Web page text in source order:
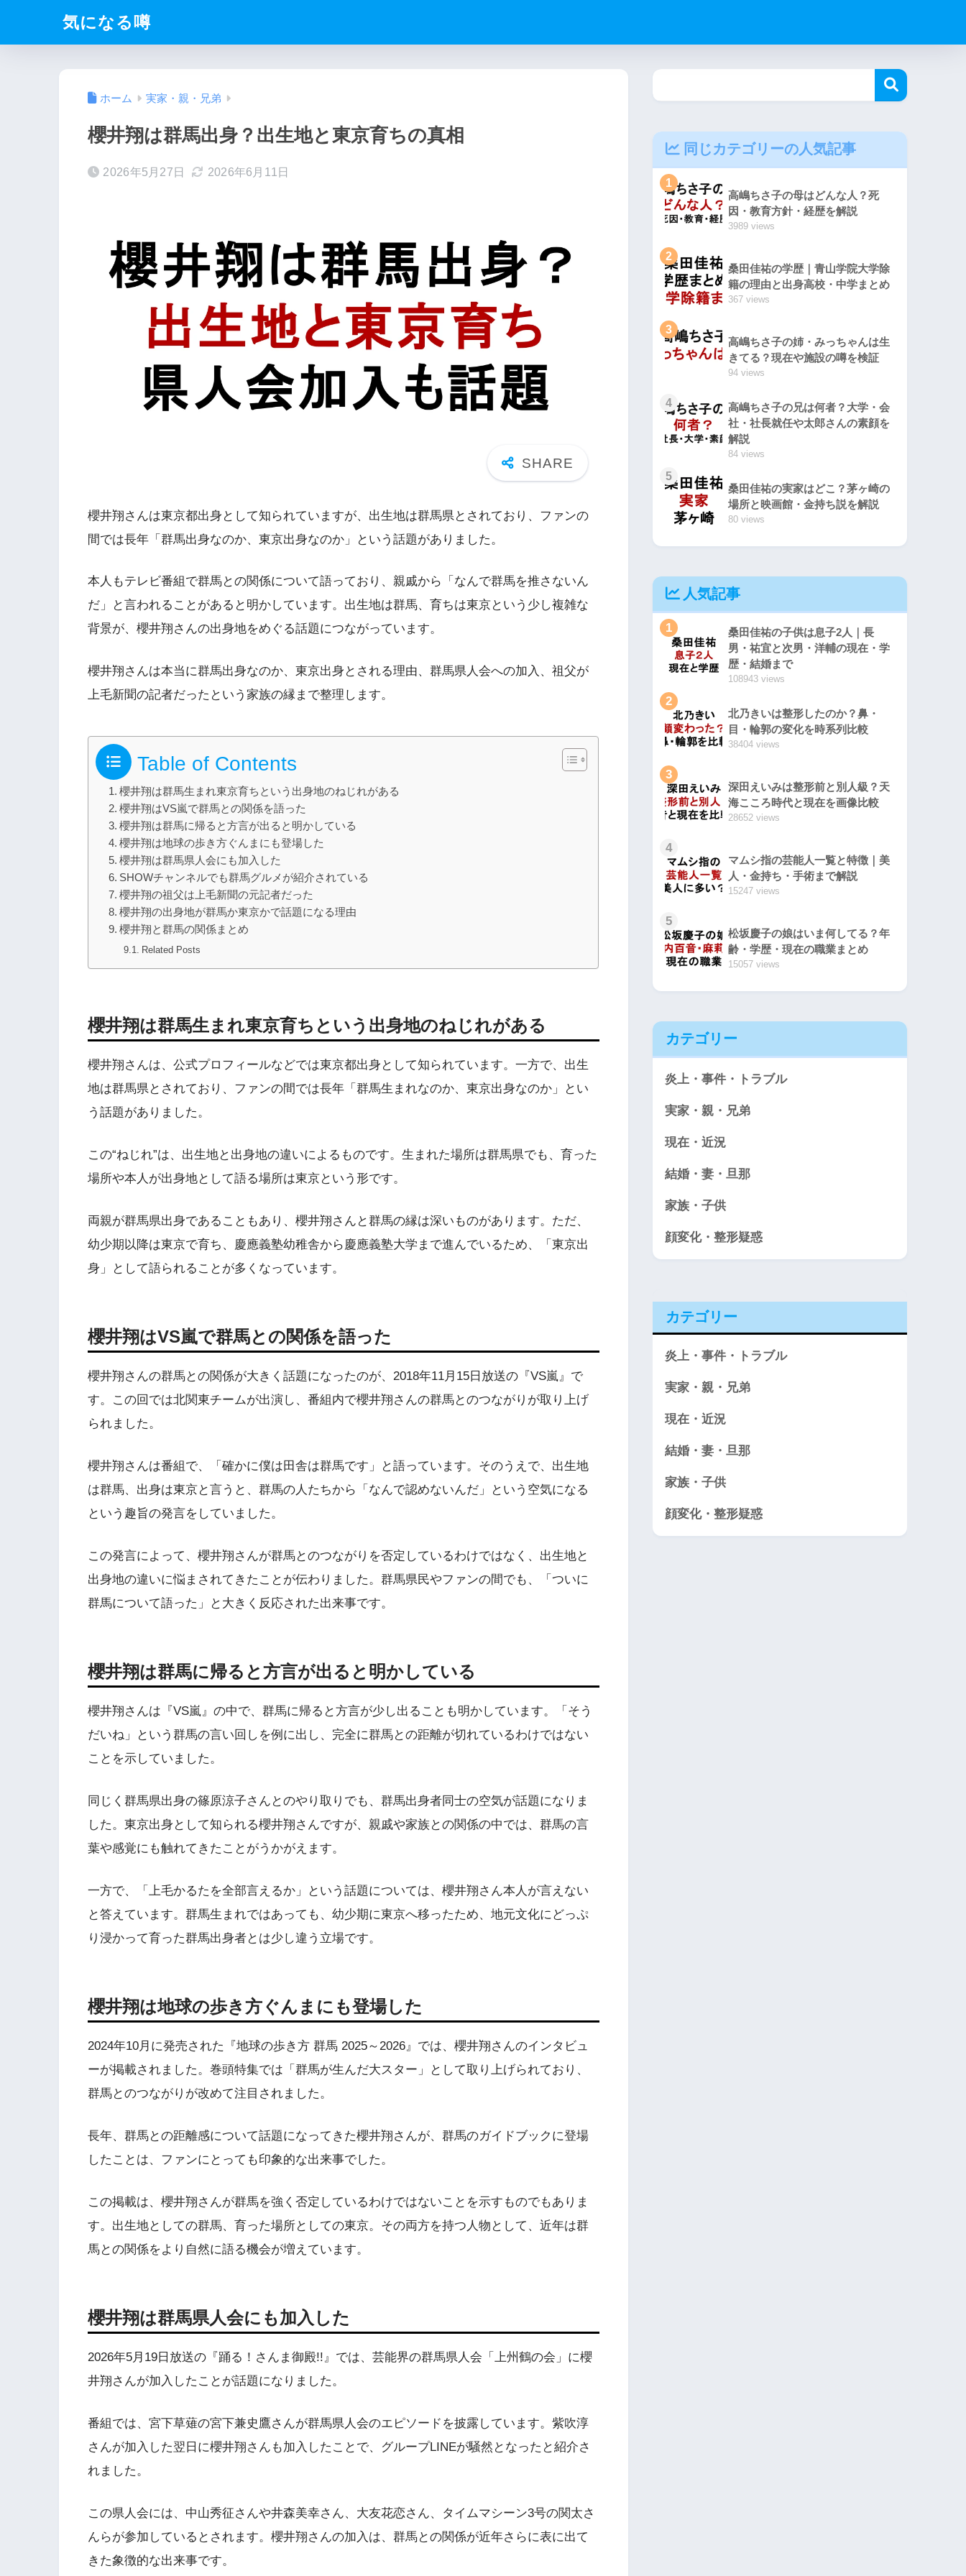
気になる噂
ホーム 実家・親・兄弟
櫻井翔は群馬出身？出生地と東京育ちの真相
2026年5月27日 2026年6月11日
櫻井翔さんは東京都出身として知られていますが、出生地は群馬県とされており、ファンの
間では長年「群馬出身なのか、東京出身なのか」という話題がありました。
本人もテレビ番組で群馬との関係について語っており、親戚から「なんで群馬を推さないん
だ」と言われることがあると明かしています。出生地は群馬、育ちは東京という少し複雑な
背景が、櫻井翔さんの出身地をめぐる話題につながっています。
櫻井翔さんは本当に群馬出身なのか、東京出身とされる理由、群馬県人会への加入、祖父が
上毛新聞の記者だったという家族の縁まで整理します。
Table of Contents
櫻井翔は群馬生まれ東京育ちという出身地のねじれがある
櫻井翔はVS嵐で群馬との関係を語った
櫻井翔は群馬に帰ると方言が出ると明かしている
櫻井翔は地球の歩き方ぐんまにも登場した
櫻井翔は群馬県人会にも加入した
SHOWチャンネルでも群馬グルメが紹介されている
櫻井翔の祖父は上毛新聞の元記者だった
櫻井翔の出身地が群馬か東京かで話題になる理由
櫻井翔と群馬の関係まとめ
Related Posts
櫻井翔は群馬生まれ東京育ちという出身地のねじれがある
櫻井翔さんは、公式プロフィールなどでは東京都出身として知られています。一方で、出生
地は群馬県とされており、ファンの間では長年「群馬生まれなのか、東京出身なのか」とい
う話題がありました。
この“ねじれ”は、出生地と出身地の違いによるものです。生まれた場所は群馬県でも、育った
場所や本人が出身地として語る場所は東京という形です。
両親が群馬県出身であることもあり、櫻井翔さんと群馬の縁は深いものがあります。ただ、
幼少期以降は東京で育ち、慶應義塾幼稚舎から慶應義塾大学まで進んでいるため、「東京出
身」として語られることが多くなっています。
櫻井翔はVS嵐で群馬との関係を語った
櫻井翔さんの群馬との関係が大きく話題になったのが、2018年11月15日放送の『VS嵐』で
す。この回では北関東チームが出演し、番組内で櫻井翔さんの群馬とのつながりが取り上げ
られました。
櫻井翔さんは番組で、「確かに僕は田舎は群馬です」と語っています。そのうえで、出生地
は群馬、出身は東京と言うと、群馬の人たちから「なんで認めないんだ」という空気になる
という趣旨の発言をしていました。
この発言によって、櫻井翔さんが群馬とのつながりを否定しているわけではなく、出生地と
出身地の違いに悩まされてきたことが伝わりました。群馬県民やファンの間でも、「ついに
群馬について語った」と大きく反応された出来事です。
櫻井翔は群馬に帰ると方言が出ると明かしている
櫻井翔さんは『VS嵐』の中で、群馬に帰ると方言が少し出ることも明かしています。「そう
だいね」という群馬の言い回しを例に出し、完全に群馬との距離が切れているわけではない
ことを示していました。
同じく群馬県出身の篠原涼子さんとのやり取りでも、群馬出身者同士の空気が話題になりま
した。東京出身として知られる櫻井翔さんですが、親戚や家族との関係の中では、群馬の言
葉や感覚にも触れてきたことがうかがえます。
一方で、「上毛かるたを全部言えるか」という話題については、櫻井翔さん本人が言えない
と答えています。群馬生まれではあっても、幼少期に東京へ移ったため、地元文化にどっぷ
り浸かって育った群馬出身者とは少し違う立場です。
櫻井翔は地球の歩き方ぐんまにも登場した
2024年10月に発売された『地球の歩き方 群馬 2025～2026』では、櫻井翔さんのインタビュ
ーが掲載されました。巻頭特集では「群馬が生んだ大スター」として取り上げられており、
群馬とのつながりが改めて注目されました。
長年、群馬との距離感について話題になってきた櫻井翔さんが、群馬のガイドブックに登場
したことは、ファンにとっても印象的な出来事でした。
この掲載は、櫻井翔さんが群馬を強く否定しているわけではないことを示すものでもありま
す。出生地としての群馬、育った場所としての東京。その両方を持つ人物として、近年は群
馬との関係をより自然に語る機会が増えています。
櫻井翔は群馬県人会にも加入した
2026年5月19日放送の『踊る！さんま御殿!!』では、芸能界の群馬県人会「上州鶴の会」に櫻
井翔さんが加入したことが話題になりました。
番組では、宮下草薙の宮下兼史鷹さんが群馬県人会のエピソードを披露しています。紫吹淳
さんが加入した翌日に櫻井翔さんも加入したことで、グループLINEが騒然となったと紹介さ
れました。
この県人会には、中山秀征さんや井森美幸さん、大友花恋さん、タイムマシーン3号の関太さ
んらが参加しているとされます。櫻井翔さんの加入は、群馬との関係が近年さらに表に出て
きた象徴的な出来事です。
同じカテゴリーの人気記事
1
高嶋ちさ子の母はどんな人？死
因・教育方針・経歴を解説
3989 views
2
桑田佳祐の学歴｜青山学院大学除
籍の理由と出身高校・中学まとめ
367 views
3
高嶋ちさ子の姉・みっちゃんは生
きてる？現在や施設の噂を検証
94 views
4
高嶋ちさ子の兄は何者？大学・会
社・社長就任や太郎さんの素顔を
解説
84 views
5
桑田佳祐の実家はどこ？茅ヶ崎の
場所と映画館・金持ち説を解説
80 views
人気記事
1
桑田佳祐の子供は息子2人｜長
男・祐宜と次男・洋輔の現在・学
歴・結婚まで
108943 views
2
北乃きいは整形したのか？鼻・
目・輪郭の変化を時系列比較
38404 views
3
深田えいみは整形前と別人級？天
海こころ時代と現在を画像比較
28652 views
4
マムシ指の芸能人一覧と特徴｜美
人・金持ち・手術まで解説
15247 views
5
松坂慶子の娘はいま何してる？年
齢・学歴・現在の職業まとめ
15057 views
カテゴリー
炎上・事件・トラブル
実家・親・兄弟
現在・近況
結婚・妻・旦那
家族・子供
顔変化・整形疑惑
カテゴリー
炎上・事件・トラブル
実家・親・兄弟
現在・近況
結婚・妻・旦那
家族・子供
顔変化・整形疑惑